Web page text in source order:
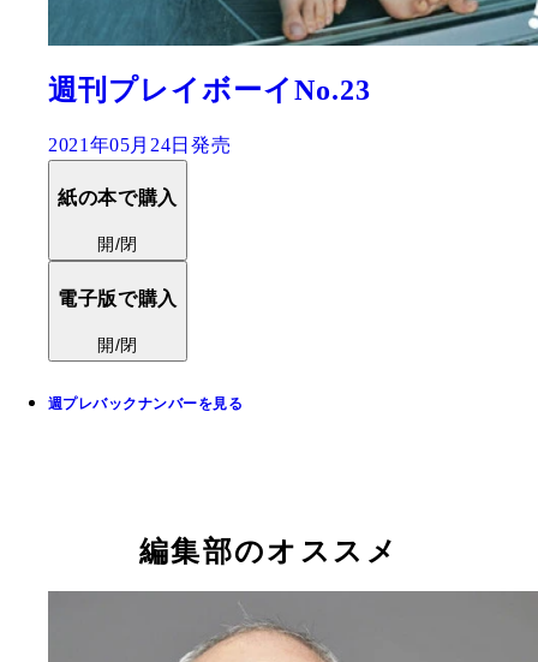
週刊プレイボーイNo.23
2021年05月24日発売
紙の本で購入
開/閉
電子版で購入
開/閉
週プレバックナンバーを見る
編集部のオススメ